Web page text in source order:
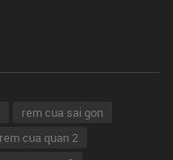
rem cua sai gon
rem cua quan 2